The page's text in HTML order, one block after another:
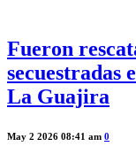
Fueron
secuestradas
La Guajira
May 2 2026 08:41 am 0